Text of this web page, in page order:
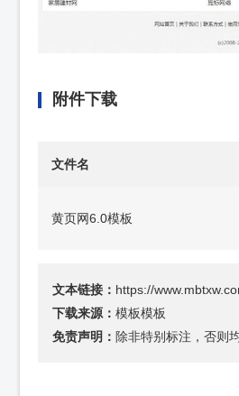
附件下载
文件名
黄页网6.0模板
文本链接： https://
下载来源： 模板模板
免责声明： 除非特别标注，否则